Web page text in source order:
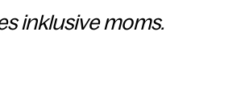
inklusive moms.